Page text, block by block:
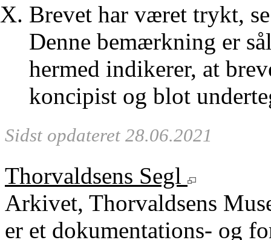
Brevet har været trykt,
Denne bemærkning er
hermed indikerer, at
koncipist og blot
Sidst opdateret 28.06.2021
Thorvaldsens Segl
Arkivet, Thorvaldsens
er et dokumentations- og